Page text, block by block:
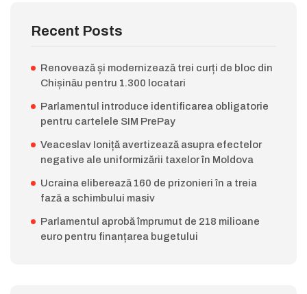
Recent Posts
Renovează și modernizează trei curți de bloc din
Chișinău pentru 1.300 locatari
Parlamentul introduce identificarea obligatorie
pentru cartelele SIM PrePay
Veaceslav Ioniță avertizează asupra efectelor
negative ale uniformizării taxelor în Moldova
Ucraina eliberează 160 de prizonieri în a treia
fază a schimbului masiv
Parlamentul aprobă împrumut de 218 milioane
euro pentru finanțarea bugetului